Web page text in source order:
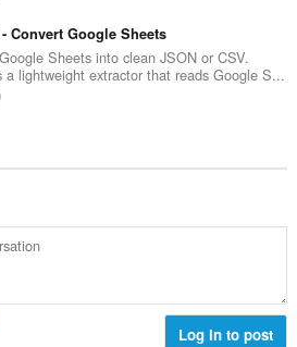
Convert Google Sheets
Sheets into clean JSON or CSV.
a lightweight extractor that reads Google S...
Log in to post